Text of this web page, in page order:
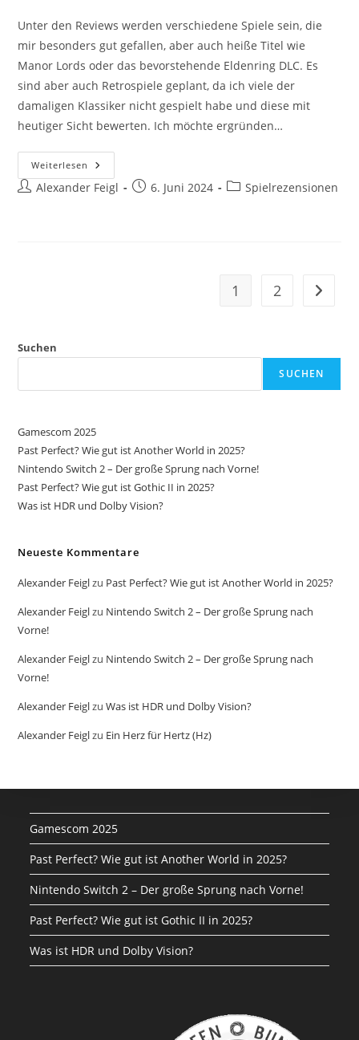
Unter den Reviews werden verschiedene Spiele sein, die
mir besonders gut gefallen, aber auch heiße Titel wie
Manor Lords oder das bevorstehende Eldenring DLC. Es
sind aber auch Retrospiele geplant, da ich viele der
damaligen Klassiker nicht gespielt habe und diese mit
heutiger Sicht bewerten. Ich möchte ergründen…
Weiterlesen Spielrezensionen
–
Beitrag
Beitrags-
Alexander Feigl
Beitrag6. Juni 2024
Beitrags-
Spielrezensionen
1 2 Gehe
Suchen
SUCHEN
Gamescom 2025
Past Perfect? Wie gut ist Another World in 2025?
Nintendo Switch 2 – Der große Sprung nach Vorne!
Past Perfect? Wie gut ist Gothic II in 2025?
Was ist HDR und Dolby Vision?
Neueste Kommentare
Alexander Feiglzu Past Perfect? Wie gut ist Another World in 2025?
Alexander Feiglzu Nintendo Switch 2 – Der große Sprung nach
Vorne!
Alexander Feiglzu Nintendo Switch 2 – Der große Sprung nach
Vorne!
Alexander FeiglzuWas ist HDR und Dolby Vision?
Alexander Feiglzu Ein Herz für Hertz (Hz)
Gamescom 2025
Past Perfect? Wie gut ist Another World in 2025?
Nintendo Switch 2 – Der große Sprung nach Vorne!
Past Perfect? Wie gut ist Gothic II in 2025?
Was ist HDR und Dolby Vision?